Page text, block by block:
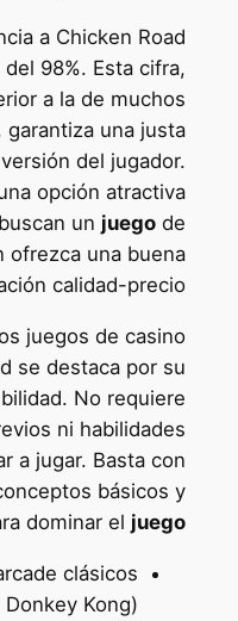
a Chicken Road
98%. Esta cifra,
a la de muchos
una justa
del jugador.
opción atractiva
un juego de
ofrezca una buena
calidad-precio.
juegos de casino
se destaca por su
No requiere
ni habilidades
a jugar. Basta con
básicos y
dominar el juego
clásicos
Kong).